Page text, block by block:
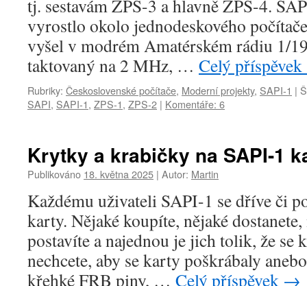
tj. sestavám ZPS-3 a hlavně ZPS-4.
vyrostlo okolo jednodeskového
vyšel v modrém Amatérském rádiu 1/
taktovaný na 2 MHz, … Celý příspěvek
Rubriky: Československé počítače, Moderní projekty, SAPI-1 |
SAPI, SAPI-1, ZPS-1, ZPS-2 | Komentáře: 6
Krytky a krabičky na SAPI-1
Publikováno 18. května 2025 | Autor: Martin
Každému uživateli SAPI-1 se dříve či
karty. Nějaké koupíte, nějaké
postavíte a najednou je jich tolik, že se
nechcete, aby se karty poškrábaly
křehké FRB piny, … Celý příspěvek →